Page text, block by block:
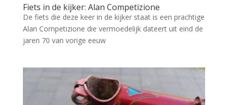
Fiets in de kijker: Alan Competizione
De fiets die deze keer in de kijker staat is een prachtige
Alan Competizione die vermoedelijk dateert uit eind de
jaren 70 van vorige eeuw